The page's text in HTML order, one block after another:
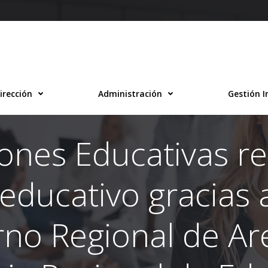
Administración Gestión
Educativas
gracias
Regional de